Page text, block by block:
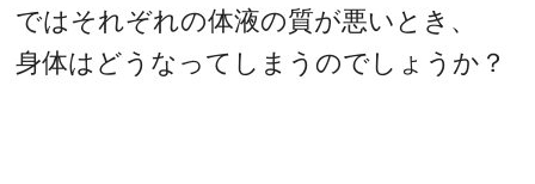
ではそれぞれの体液の質が悪いとき、
身体はどうなってしまうのでしょうか？